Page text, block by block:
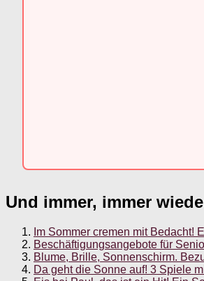
Und immer, immer
Im Sommer cremen mit Bedacht!
Beschäftigungsangebote für
Blume, Brille, Sonnenschirm.
Da geht die Sonne auf! 3 Spiele